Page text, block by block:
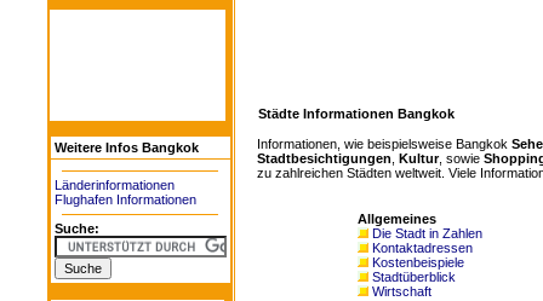
Weitere Infos Bangkok
Länderinformationen
Flughafen Informationen
Suche:
Städte Informationen Bangkok
Informationen, wie beispielsweise Bangkok
Stadtbesichtigungen
Kultur, sowie
zu zahlreichen Städten weltweit. Viele
Allgemeines
Die Stadt in Zahlen
Kontaktadressen
Kostenbeispiele
Stadtüberblick
Wirtschaft